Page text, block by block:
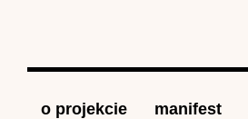
o projekcie manifest